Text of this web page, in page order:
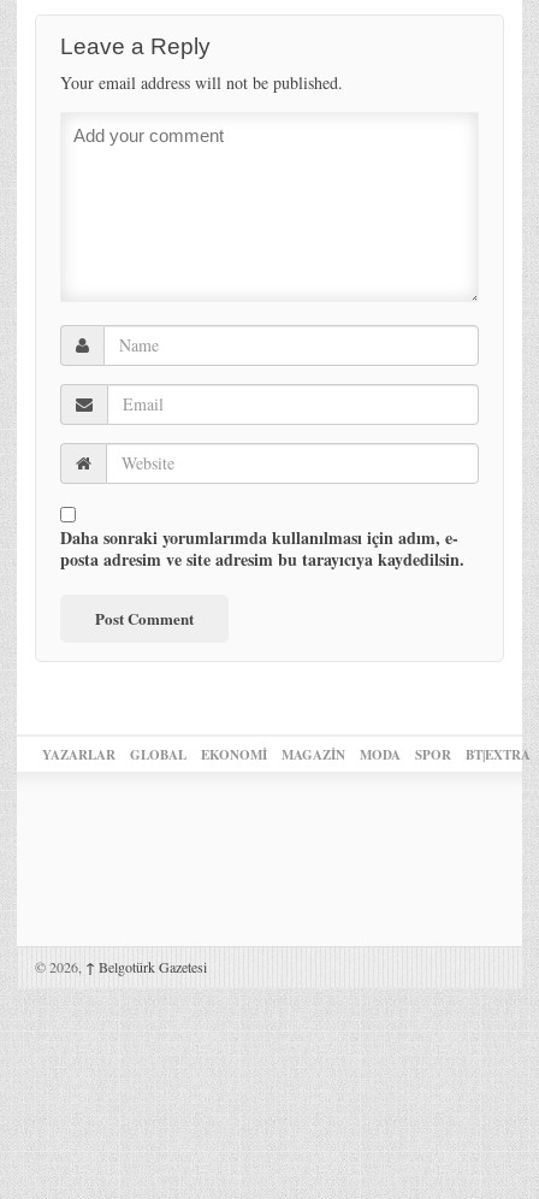
Leave a Reply
Your email address will not be published.
Daha sonraki yorumlarımda kullanılması için adım, e-
posta adresim ve site adresim bu tarayıcıya kaydedilsin.
YAZARLAR GLOBAL EKONOMİ MAGAZİN MODA SPOR BT|EXTRA
© 2026, ↑ Belgotürk Gazetesi